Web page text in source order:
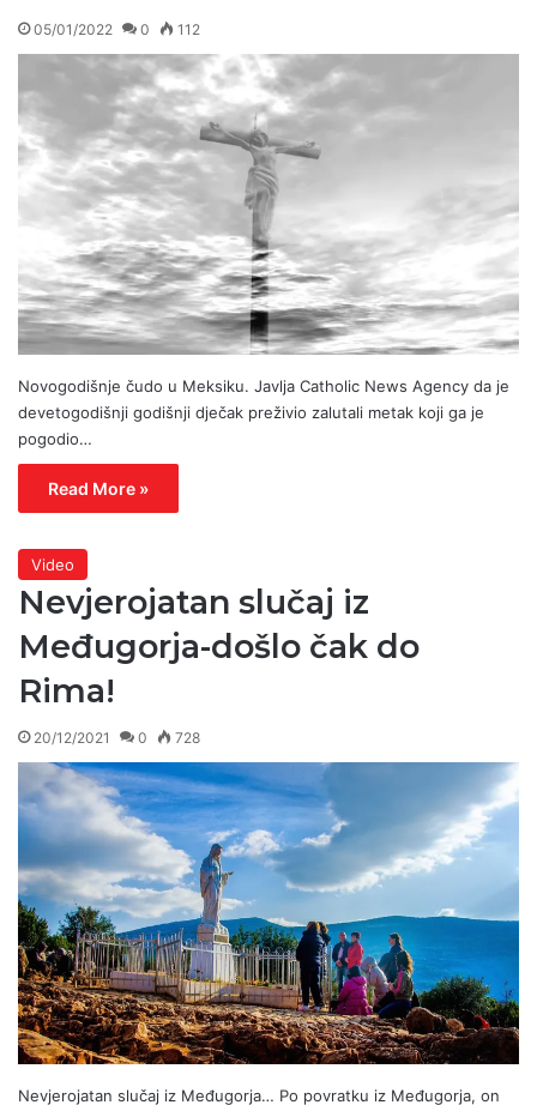
05/01/2022 0 112
Novogodišnje čudo u Meksiku. Javlja Catholic News Agency da je
devetogodišnji godišnji dječak preživio zalutali metak koji ga je
pogodio…
Read More »
Video
Nevjerojatan slučaj iz
Međugorja-došlo čak do
Rima!
20/12/2021 0 728
Nevjerojatan slučaj iz Međugorja… Po povratku iz Međugorja, on